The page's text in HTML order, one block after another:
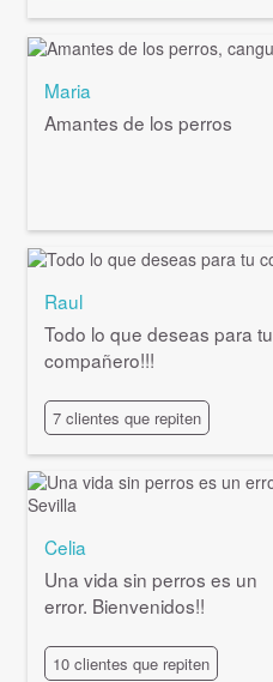
Maria
Amantes de los perros
Raul
Todo lo que deseas para tu
compañero!!!
7 clientes que repiten
Celia
Una vida sin perros es un
error. Bienvenidos!!
10 clientes que repiten